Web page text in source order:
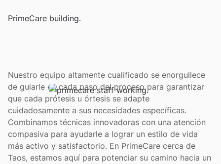
Nuestro equipo altamente cualificado se enorgullece
de guiarle en cada paso del proceso para garantizar
que cada prótesis u órtesis se adapte
cuidadosamente a sus necesidades específicas.
Combinamos técnicas innovadoras con una atención
compasiva para ayudarle a lograr un estilo de vida
más activo y satisfactorio. En PrimeCare cerca de
Taos, estamos aquí para potenciar su camino hacia un